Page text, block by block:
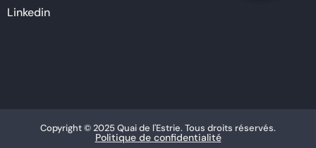
Linkedin
Copyright © 2025 Quai de l'Estrie. Tous droits réservés.
Politique de confidentialité